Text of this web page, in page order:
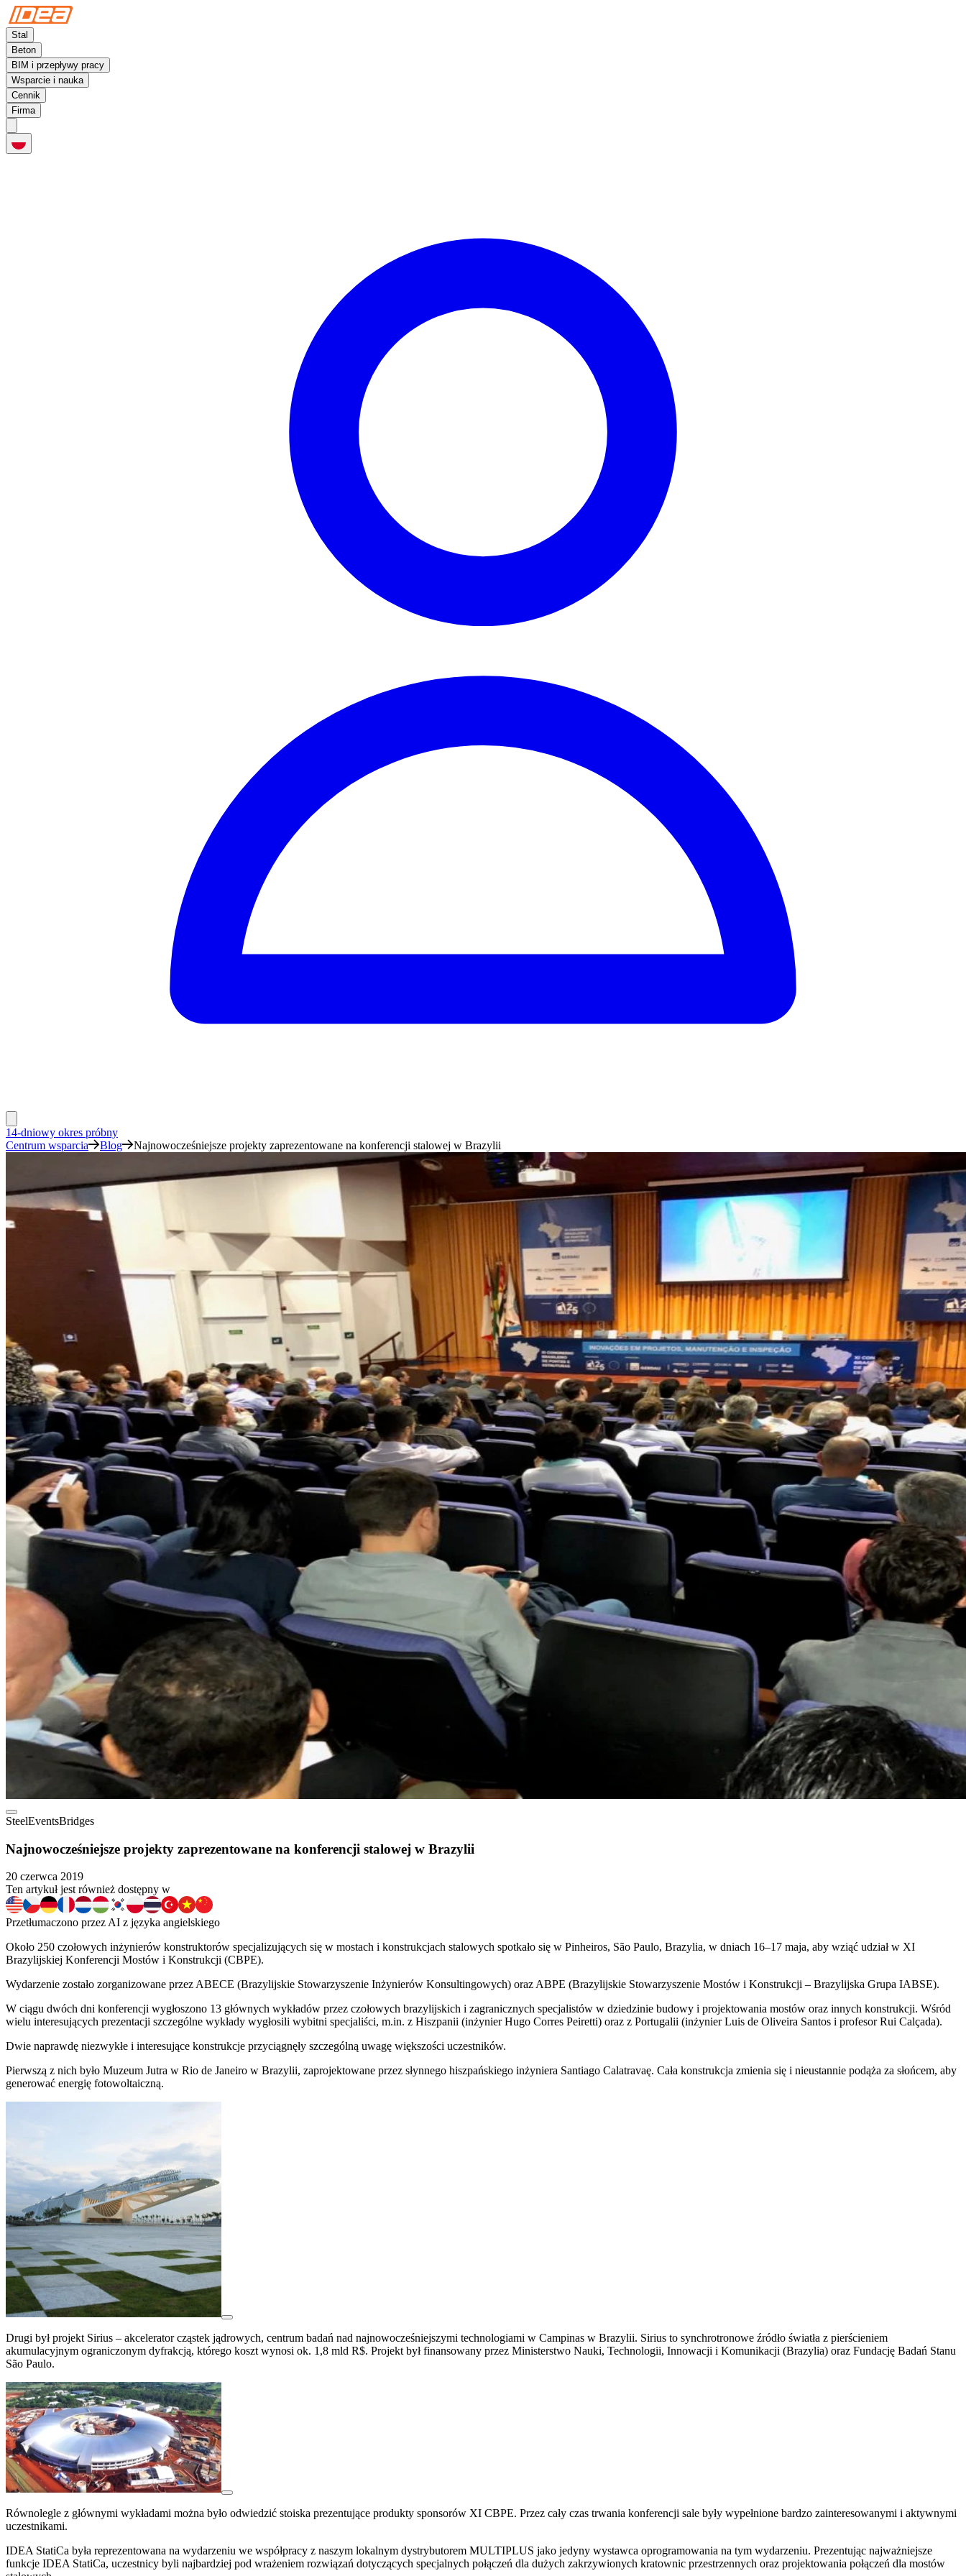
Stal
Beton
BIM i przepływy pracy
Wsparcie i nauka
Cennik
Firma
14-dniowy okres próbny
Centrum wsparcia
Blog Najnowocześniejsze projekty zaprezentowane na konferencji stalowej w Brazylii
SteelEventsBridges
Najnowocześniejsze projekty zaprezentowane na konferencji stalowej w Brazylii
20 czerwca 2019
Ten artykuł jest również dostępny w
Przetłumaczono przez AI z języka angielskiego
Około 250 czołowych inżynierów konstruktorów specjalizujących się w mostach i konstrukcjach stalowych spotkało się w Pinheiros, São Paulo, Brazylia, w dniach 16–17 maja, aby wziąć udział w XI
Brazylijskiej Konferencji Mostów i Konstrukcji (CBPE).
Wydarzenie zostało zorganizowane przez ABECE (Brazylijskie Stowarzyszenie Inżynierów Konsultingowych) oraz ABPE (Brazylijskie Stowarzyszenie Mostów i Konstrukcji – Brazylijska Grupa IABSE).
W ciągu dwóch dni konferencji wygłoszono 13 głównych wykładów przez czołowych brazylijskich i zagranicznych specjalistów w dziedzinie budowy i projektowania mostów oraz innych konstrukcji. Wśród
wielu interesujących prezentacji szczególne wykłady wygłosili wybitni specjaliści, m.in. z Hiszpanii (inżynier Hugo Corres Peiretti) oraz z Portugalii (inżynier Luis de Oliveira Santos i profesor Rui Calçada).
Dwie naprawdę niezwykłe i interesujące konstrukcje przyciągnęły szczególną uwagę większości uczestników.
Pierwszą z nich było Muzeum Jutra w Rio de Janeiro w Brazylii, zaprojektowane przez słynnego hiszpańskiego inżyniera Santiago Calatravaę. Cała konstrukcja zmienia się i nieustannie podąża za słońcem, aby
generować energię fotowoltaiczną.
Drugi był projekt Sirius – akcelerator cząstek jądrowych, centrum badań nad najnowocześniejszymi technologiami w Campinas w Brazylii. Sirius to synchrotronowe źródło światła z pierścieniem
akumulacyjnym ograniczonym dyfrakcją, którego koszt wynosi ok. 1,8 mld R$. Projekt był finansowany przez Ministerstwo Nauki, Technologii, Innowacji i Komunikacji (Brazylia) oraz Fundację Badań Stanu
São Paulo.
Równolegle z głównymi wykładami można było odwiedzić stoiska prezentujące produkty sponsorów XI CBPE. Przez cały czas trwania konferencji sale były wypełnione bardzo zainteresowanymi i aktywnymi
uczestnikami.
IDEA StatiCa była reprezentowana na wydarzeniu we współpracy z naszym lokalnym dystrybutorem MULTIPLUS jako jedyny wystawca oprogramowania na tym wydarzeniu. Prezentując najważniejsze
funkcje IDEA StatiCa, uczestnicy byli najbardziej pod wrażeniem rozwiązań dotyczących specjalnych połączeń dla dużych zakrzywionych kratownic przestrzennych oraz projektowania połączeń dla mostów